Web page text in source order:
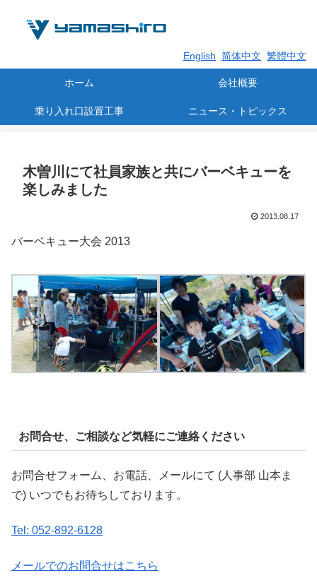
English 简体中文 繁體中文
ホーム 会社概要
乗り入れ口設置工事 ニュース・トピックス
木曽川にて社員家族と共にバーベキューを
楽しみました
2013.08.17
バーベキュー大会 2013
お問合せ、ご相談など気軽にご連絡ください
お問合せフォーム、お電話、メールにて (人事部 山本ま
で) いつでもお待ちしております。
Tel: 052-892-6128
メールでのお問合せはこちら